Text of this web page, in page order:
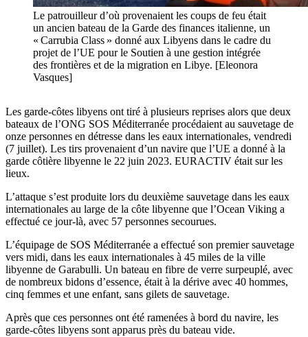
Le patrouilleur d’où provenaient les coups de feu était
un ancien bateau de la Garde des finances italienne, un
« Carrubia Class » donné aux Libyens dans le cadre du
projet de l’UE pour le Soutien à une gestion intégrée
des frontières et de la migration en Libye. [Eleonora
Vasques]
Les garde-côtes libyens ont tiré à plusieurs reprises alors que deux
bateaux de l’ONG SOS Méditerranée procédaient au sauvetage de
onze personnes en détresse dans les eaux internationales, vendredi
(7 juillet). Les tirs provenaient d’un navire que l’UE a donné à la
garde côtière libyenne le 22 juin 2023. EURACTIV était sur les
lieux.
L’attaque s’est produite lors du deuxième sauvetage dans les eaux
internationales au large de la côte libyenne que l’Ocean Viking a
effectué ce jour-là, avec 57 personnes secourues.
L’équipage de SOS Méditerranée a effectué son premier sauvetage
vers midi, dans les eaux internationales à 45 miles de la ville
libyenne de Garabulli. Un bateau en fibre de verre surpeuplé, avec
de nombreux bidons d’essence, était à la dérive avec 40 hommes,
cinq femmes et une enfant, sans gilets de sauvetage.
Après que ces personnes ont été ramenées à bord du navire, les
garde-côtes libyens sont apparus près du bateau vide.